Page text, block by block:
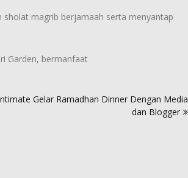
sholat magrib berjamaah serta menyantap
Garden, bermanfaat
Gelar Ramadhan Dinner Dengan Media
dan Blogger